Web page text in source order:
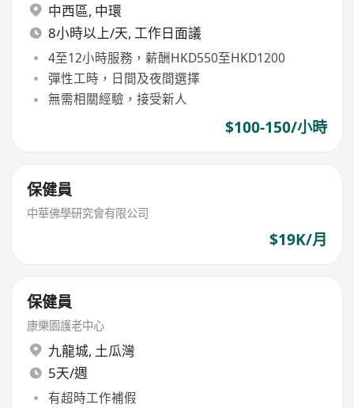
中西區, 中環
8小時以上/天, 工作日面議
4至12小時服務，薪酬HKD550至HKD1200
彈性工時，日間及夜間選擇
無需相關經驗，接受新人
$100-150/小時
保健員
中華佛學研究會有限公司
$19K/月
保健員
康樂園護老中心
九龍城, 土瓜灣
5天/週
有超時工作補假